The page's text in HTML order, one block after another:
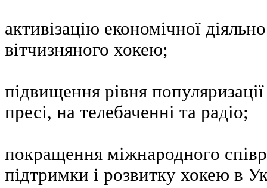
активізацію економічної
вітчизняного хокею;
підвищення рівня
пресі, на телебаченні та радіо;
покращення міжнародного
підтримки і розвитку хокею в